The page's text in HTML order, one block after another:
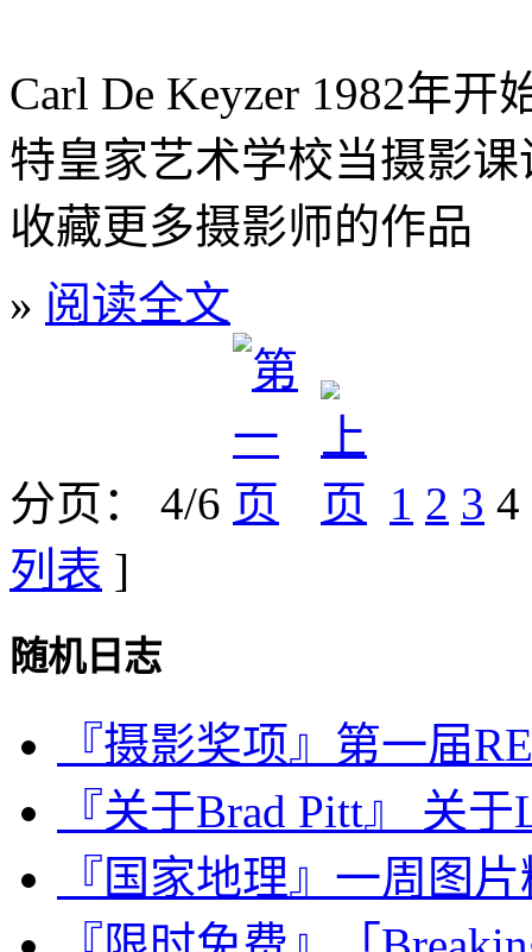
Carl De Keyzer 1982年
特皇家艺术学校当摄影
收藏更多摄影师的作品
» 阅读全文
分页： 4/6 1 2 3 4
列表 ]
随机日志
『摄影奖项』第一届
『关于Brad Pitt』 关
『国家地理』一周图